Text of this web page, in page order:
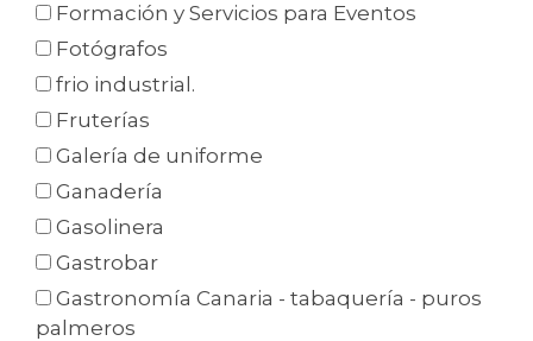
Formación y Servicios para Eventos
Fotógrafos
frio industrial.
Fruterías
Galería de uniforme
Ganadería
Gasolinera
Gastrobar
Gastronomía Canaria - tabaquería - puros
palmeros